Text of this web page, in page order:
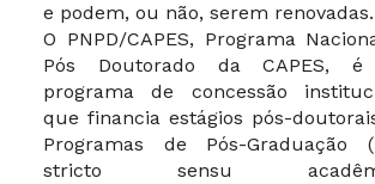
e podem, ou não, serem renovadas.
O PNPD/CAPES, Programa
Pós Doutorado da CAPES,
programa de concessão
que financia estágios pós-
Programas de Pós-Graduação
stricto sensu